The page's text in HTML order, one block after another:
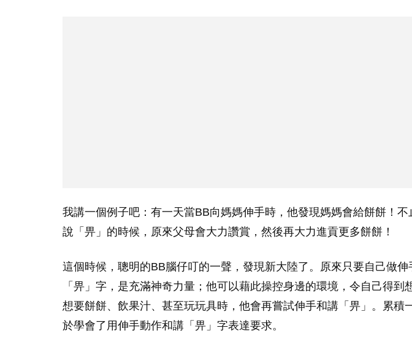
我講一個例子吧：有一天當BB向媽媽伸手時，他發現媽媽會給餅餅！
說「畀」的時候，原來父母會大力讚賞，然後再大力進貢更多餅餅！
這個時候，聰明的BB腦仔叮的一聲，發現新大陸了。原來只要自己做
「畀」字，是充滿神奇力量；他可以藉此操控身邊的環境，令自己得到
想要餅餅、飲果汁、甚至玩玩具時，他會再嘗試伸手和講「畀」。累積
於學會了用伸手動作和講「畀」字表達要求。